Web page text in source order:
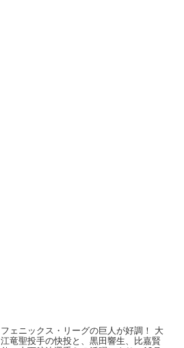
フェニックス・リーグの巨人が好調！ 大
江竜聖投手の快投と、黒田響生、比嘉賢